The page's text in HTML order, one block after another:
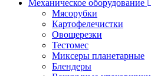
Механическое оборудование
Мясорубки
Картофелечистки
Овощерезки
Тестомес
Миксеры планетарные
Блендеры